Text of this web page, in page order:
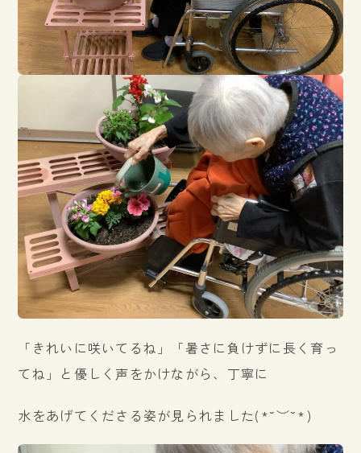
「きれいに咲いてるね」「暑さに負けずに長く育っ
てね」と優しく声をかけながら、丁寧に
水をあげてくださる姿が見られました(⁠*⁠˘⁠︶⁠˘⁠*⁠)⁠